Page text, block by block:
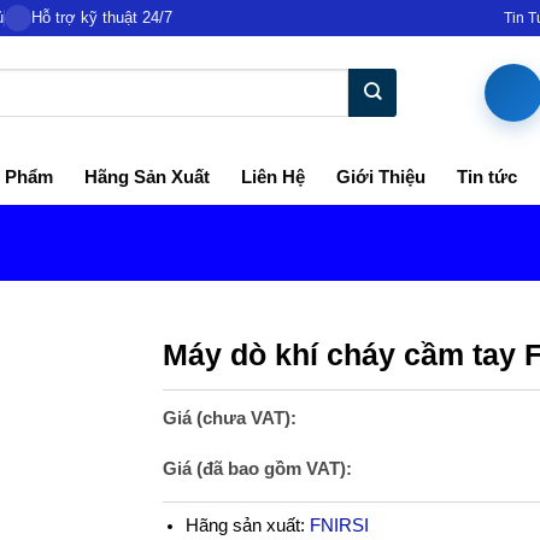
Hỗ trợ kỹ thuật 24/7 Tin
Phẩm Hãng Sản Xuất Liên Hệ Giới Thiệu Tin tức
Máy dò khí cháy cầm tay
Giá (chưa VAT):
Giá (đã bao gồm VAT):
Hãng sản xuất: FNIRSI